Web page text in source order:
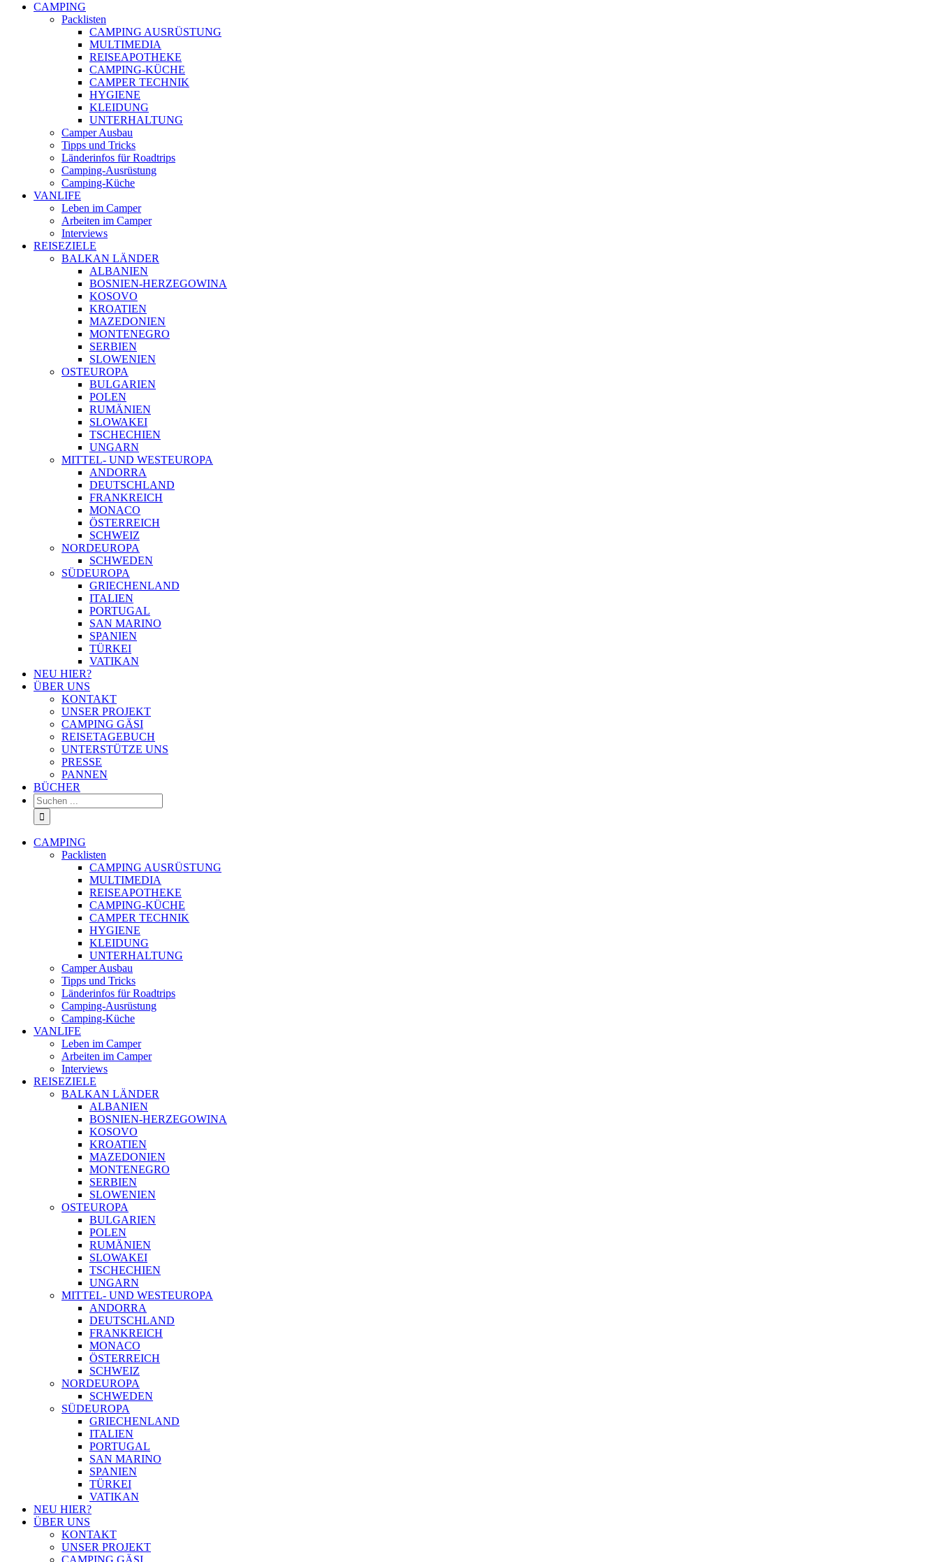
CAMPING
Packlisten
CAMPING AUSRÜSTUNG
MULTIMEDIA
REISEAPOTHEKE
CAMPING-KÜCHE
CAMPER TECHNIK
HYGIENE
KLEIDUNG
UNTERHALTUNG
Camper Ausbau
Tipps und Tricks
Länderinfos für Roadtrips
Camping-Ausrüstung
Camping-Küche
VANLIFE
Leben im Camper
Arbeiten im Camper
Interviews
REISEZIELE
BALKAN LÄNDER
ALBANIEN
BOSNIEN-HERZEGOWINA
KOSOVO
KROATIEN
MAZEDONIEN
MONTENEGRO
SERBIEN
SLOWENIEN
OSTEUROPA
BULGARIEN
POLEN
RUMÄNIEN
SLOWAKEI
TSCHECHIEN
UNGARN
MITTEL- UND WESTEUROPA
ANDORRA
DEUTSCHLAND
FRANKREICH
MONACO
ÖSTERREICH
SCHWEIZ
NORDEUROPA
SCHWEDEN
SÜDEUROPA
GRIECHENLAND
ITALIEN
PORTUGAL
SAN MARINO
SPANIEN
TÜRKEI
VATIKAN
NEU HIER?
ÜBER UNS
KONTAKT
UNSER PROJEKT
CAMPING GÄSI
REISETAGEBUCH
UNTERSTÜTZE UNS
PRESSE
PANNEN
BÜCHER
Suche
nach:
CAMPING
Packlisten
CAMPING AUSRÜSTUNG
MULTIMEDIA
REISEAPOTHEKE
CAMPING-KÜCHE
CAMPER TECHNIK
HYGIENE
KLEIDUNG
UNTERHALTUNG
Camper Ausbau
Tipps und Tricks
Länderinfos für Roadtrips
Camping-Ausrüstung
Camping-Küche
VANLIFE
Leben im Camper
Arbeiten im Camper
Interviews
REISEZIELE
BALKAN LÄNDER
ALBANIEN
BOSNIEN-HERZEGOWINA
KOSOVO
KROATIEN
MAZEDONIEN
MONTENEGRO
SERBIEN
SLOWENIEN
OSTEUROPA
BULGARIEN
POLEN
RUMÄNIEN
SLOWAKEI
TSCHECHIEN
UNGARN
MITTEL- UND WESTEUROPA
ANDORRA
DEUTSCHLAND
FRANKREICH
MONACO
ÖSTERREICH
SCHWEIZ
NORDEUROPA
SCHWEDEN
SÜDEUROPA
GRIECHENLAND
ITALIEN
PORTUGAL
SAN MARINO
SPANIEN
TÜRKEI
VATIKAN
NEU HIER?
ÜBER UNS
KONTAKT
UNSER PROJEKT
CAMPING GÄSI